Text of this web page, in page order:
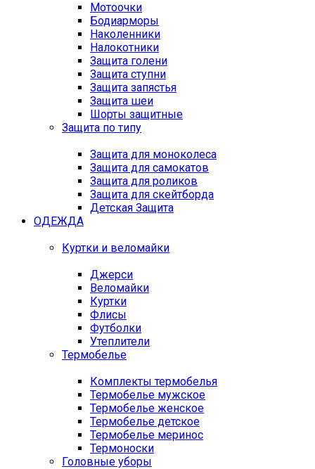
Мотоочки
Бодиарморы
Наколенники
Налокотники
Защита голени
Защита ступни
Защита запястья
Защита шеи
Шорты защитные
Защита по типу
Защита для моноколеса
Защита для самокатов
Защита для роликов
Защита для скейтборда
Детская Защита
ОДЕЖДА
Куртки и веломайки
Джерси
Веломайки
Куртки
Флисы
Футболки
Утеплители
Термобелье
Комплекты термобелья
Термобелье мужское
Термобелье женское
Термобелье детское
Термобелье меринос
Термоноски
Головные уборы